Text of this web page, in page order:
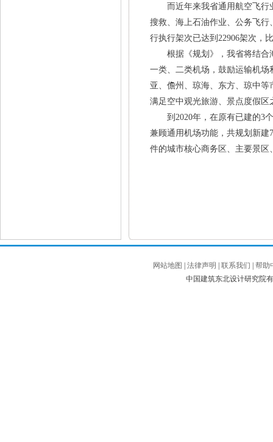
而近年来我省通用航空飞行业
搜救、海上石油作业、公务飞
行执行架次已达到22906架次，
根据《规划》，我省将结合海
一类、二类机场，鼓励运输机
亚、儋州、琼海、东方、琼中
满足空中观光旅游、景点度假
到2020年，在原有已建的3个
兼顾通用机场功能，共规划新
件的城市核心商务区、主要景
网站地图 法律声明 联系我们
帮助
中国建筑东北设计研究院